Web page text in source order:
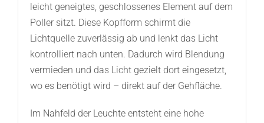
leicht geneigtes, geschlossenes Element auf dem
Poller sitzt. Diese Kopfform schirmt die
Lichtquelle zuverlässig ab und lenkt das Licht
kontrolliert nach unten. Dadurch wird Blendung
vermieden und das Licht gezielt dort eingesetzt,
wo es benötigt wird – direkt auf der Gehfläche.
Im Nahfeld der Leuchte entsteht eine hohe